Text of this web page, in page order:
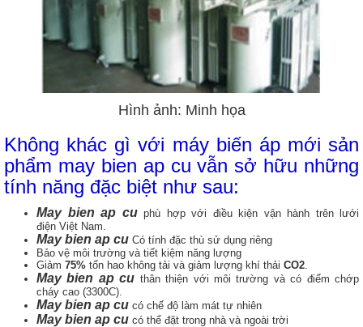
Hình ảnh: Minh họa
Không khác gì với máy biến áp mới sản
phẩm may bien ap cu vẫn sở hữu những
tính năng đặc biệt như sau:
May bien ap cuphù hợp với điều kiện vận hành trên lưới
điện Việt Nam.
May bien ap cu Có tính đặc thù sử dụng riêng
Bảo vệ môi trường và tiết kiệm năng lượng
Giảm 75% tổn hao không tải và giảm lượng khí thải CO2
May bien ap cu thân thiện với môi trường và có điểm chớp
cháy cao (3300C).
May bien ap cu có chế độ làm mát tự nhiên
May bien ap cu có thể đặt trong nhà và ngoài trời